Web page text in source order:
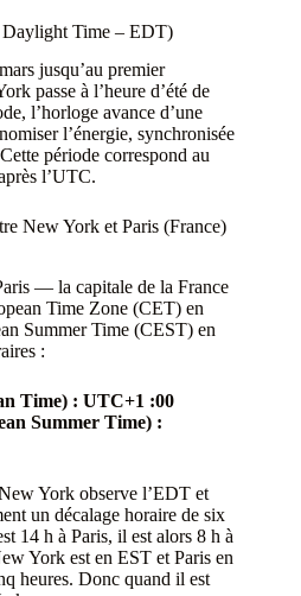
Daylight Time – EDT)
jusqu’au premier
passe à l’heure d’été de
l’horloge avance d’une
l’énergie, synchronisée
période correspond au
l’UTC.
New York et Paris (France)
— la capitale de la France
Time Zone (CET) en
Summer Time (CEST) en
:
Time) : UTC+1 :00
Summer Time) :
York observe l’EDT et
un décalage horaire de six
14 h à Paris, il est alors 8 h à
York est en EST et Paris en
heures. Donc quand il est